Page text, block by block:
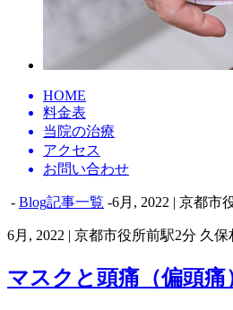
HOME
料金表
当院の治療
アクセス
お問い合わせ
- Blog記事一覧 -6月, 2022 | 京都市
6月, 2022 | 京都市役所前駅2分 久
マスクと頭痛（偏頭痛